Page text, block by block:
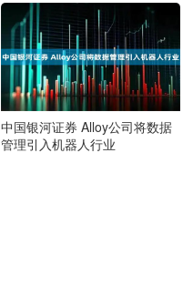
中国银河证券 Alloy公司将数据
管理引入机器人行业